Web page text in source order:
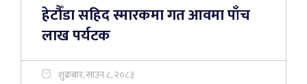
हेटौँडा सहिद स्मारकमा गत आवमा पाँच
लाख पर्यटक
शुक्रबार, साउन ८, २०८३